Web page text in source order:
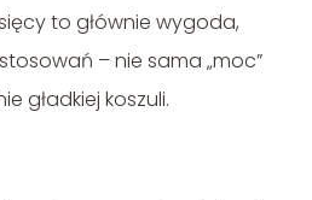
to głównie wygoda,
– nie sama „moc”
gładkiej koszuli.